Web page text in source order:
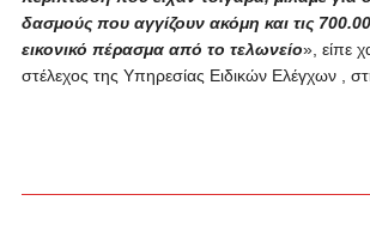
δασμούς που αγγίζουν ακόμη και τις
εικονικό πέρασμα από το τελωνείο», είπε
στέλεχος της Υπηρεσίας Ειδικών Ελέγχων ,